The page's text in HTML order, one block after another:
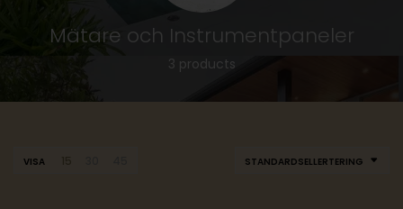
Mätare och Instrumentpaneler
3 products
STANDARDSELLERTERING
VISA